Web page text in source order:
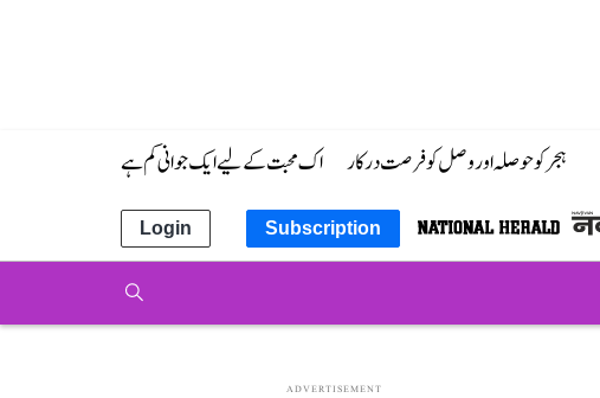
ہجر کو حوصلہ اور وصل کو فرصت درکار اک محبت کے لیے ایک جوانی کم ہے
Subscription
Login
ADVERTISEMENT